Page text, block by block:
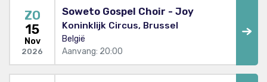
ZO
15
Nov
2026
Soweto Gospel Choir - Joy
Koninklijk Circus, Brussel
België
Aanvang: 20:00